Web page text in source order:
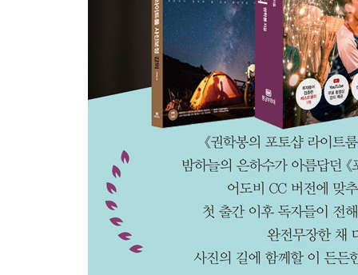
2. 카탈로그를 이해하지 못하면 라이트룸 백날 써
3. 라이트룸이 사진가의 프로그램일 수밖에 없는
4. 설치 후 가장 먼저 해야 하는 새 카탈로그 만들기
5. 카탈로그 내보내기 - 카탈로그와 원본 사진 백업
6. 카탈로그 열기
7. 카탈로그 합치기
[라이브러리 모듈 - 사진 관리]
8. 라이트룸 클래식 설치하기 - 라이트룸과 라이트
9. 작업화면 대충 훑어보기 - 라이브러리 모듈
10. 사진 가져오기
11. 사진을 보는 3가지 방법 - 미리보기 툴바, 필름